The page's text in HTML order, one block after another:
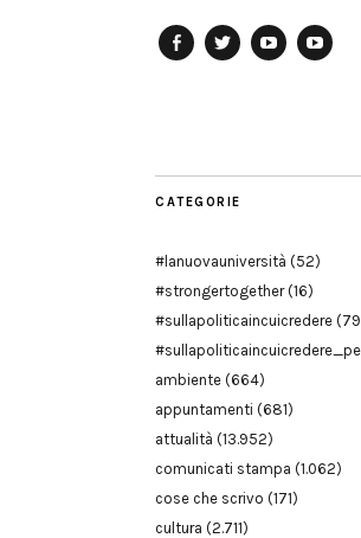
CATEGORIE
#lanuovauniversità (52)
#strongertogether(16)
#sullapoliticaincuicredere
ambiente (664)
appuntamenti (681)
attualità (13.952)
comunicati stampa (1.062)
cose che scrivo (171)
cultura (2.711)